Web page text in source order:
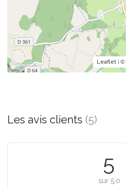
Leaflet | ©
Les avis clients (5)
5
sur 5.0